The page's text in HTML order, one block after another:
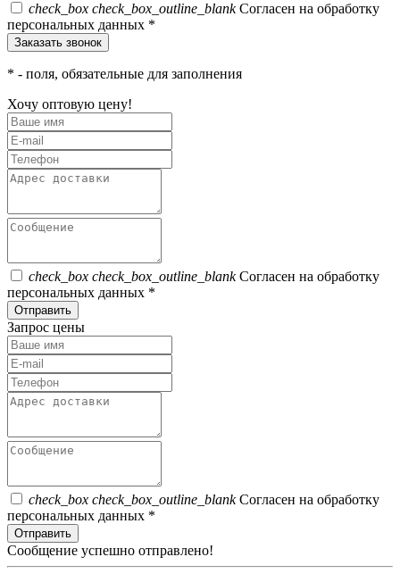
check_box check_box_outline_blankСогласен на обработку
персональных данных *
* - поля, обязательные для заполнения
Хочу оптовую цену!
check_box check_box_outline_blankСогласен на обработку
персональных данных *
Отправить
Запрос цены
check_box check_box_outline_blankСогласен на обработку
персональных данных *
Отправить
Сообщение успешно отправлено!